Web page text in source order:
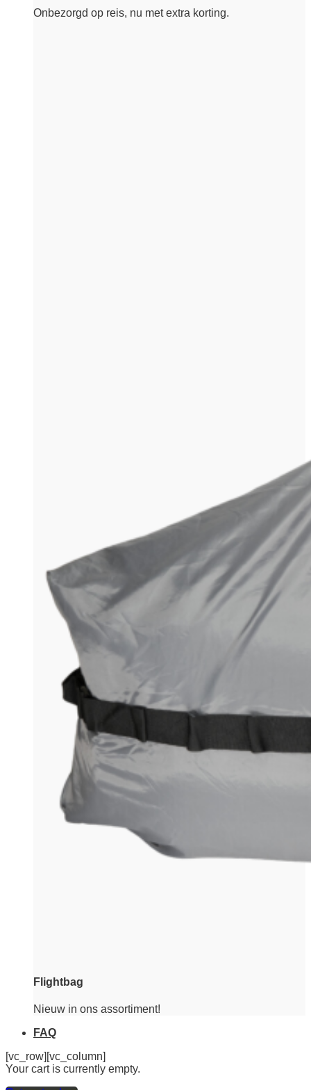
Onbezorgd op reis, nu met extra korting.
Flightbag
Nieuw in ons assortiment!
FAQ
[vc_row][vc_column]
Your cart is currently empty.